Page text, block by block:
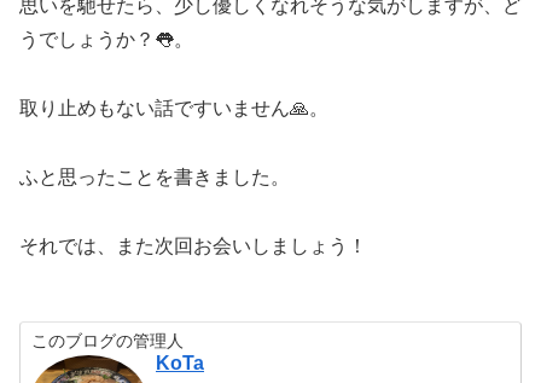
思いを馳せたら、少し優しくなれそうな気がしますが、ど
うでしょうか？👅。
取り止めもない話ですいません🙏。
ふと思ったことを書きました。
それでは、また次回お会いしましょう！
このブログの管理人
KoTa